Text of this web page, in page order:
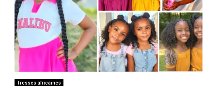
Tresses africaines